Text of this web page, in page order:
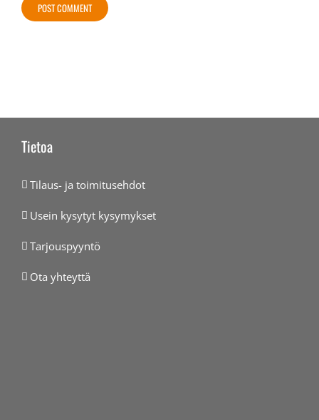
Tietoa
Tilaus- ja toimitusehdot
Usein kysytyt kysymykset
Tarjouspyyntö
Ota yhteyttä